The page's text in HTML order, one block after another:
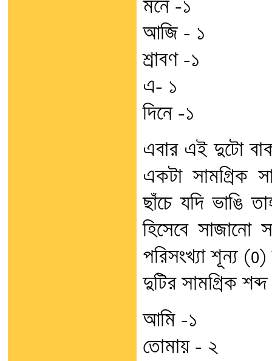
মনে -১
আজি – ১
শ্রাবণ -১
এ- ১
দিনে -১
এবার এই দুটো
একটা সামগ্রিক
ছাঁচে যদি ভাঙি
হিসেবে সাজানো
পরিসংখ্যা শূন্য
দুটির সামগ্রিক শব্দ
আমি -১
তোমায় – ২